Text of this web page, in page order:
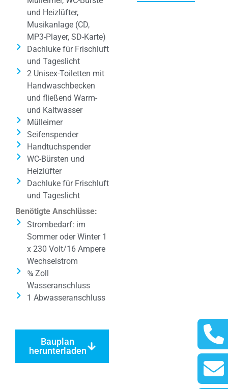
und Heizlüfter,
Musikanlage (CD,
MP3-Player, SD-Karte)
Dachluke für Frischluft
und Tageslicht
2 Unisex-Toiletten mit
Handwaschbecken
und fließend Warm-
und Kaltwasser
Mülleimer
Seifenspender
Handtuchspender
WC-Bürsten und
Heizlüfter
Dachluke für Frischluft
und Tageslicht
Benötigte Anschlüsse:
Strombedarf: im
Sommer oder Winter 1
x 230 Volt/16 Ampere
Wechselstrom
¾ Zoll
Wasseranschluss
1 Abwasseranschluss
Bauplan
herunterladen